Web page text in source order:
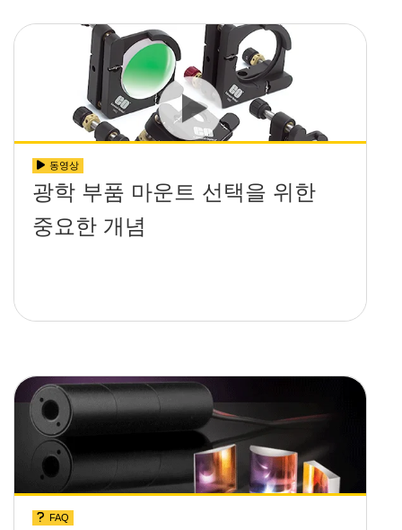
동영상
광학 부품 마운트 선택을 위한
중요한 개념
FAQ